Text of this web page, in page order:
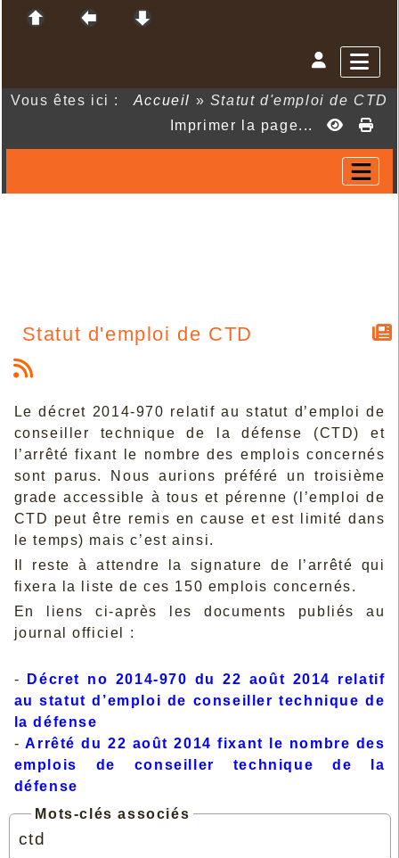
Vous êtes ici : Accueil » Statut d'emploi de CTD
Imprimer la page...
Statut d'emploi de CTD
Le décret 2014-970 relatif au statut d’emploi de
conseiller technique de la défense (CTD) et
l’arrêté fixant le nombre des emplois concernés
sont parus. Nous aurions préféré un troisième
grade accessible à tous et pérenne (l’emploi de
CTD peut être remis en cause et est limité dans
le temps) mais c’est ainsi.
Il reste à attendre la signature de l’arrêté qui
fixera la liste de ces 150 emplois concernés.
En liens ci-après les documents publiés au
journal officiel :
- Décret no 2014-970 du 22 août 2014 relatif
au statut d’emploi de conseiller technique de
la défense
-Arrêté du 22 août 2014 fixant le nombre des
emplois de conseiller technique de la
défense
Mots-clés associés
ctd